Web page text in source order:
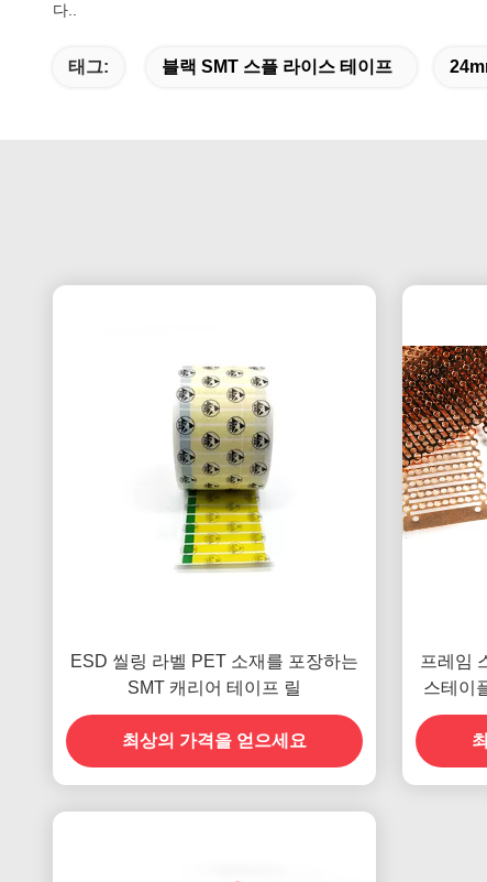
다..
태그: 블랙 SMT 스플 라이스 테이프
ESD 씰링 라벨 PET 소재를 포장하는
SMT 캐리어 테이프 릴
최상의 가격을 얻으세요
프레임
스테이